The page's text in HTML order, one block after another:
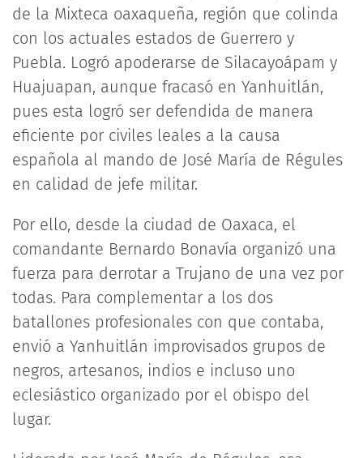
de la Mixteca oaxaqueña, región que colinda
con los actuales estados de Guerrero y
Puebla. Logró apoderarse de Silacayoápam y
Huajuapan, aunque fracasó en Yanhuitlán,
pues esta logró ser defendida de manera
eficiente por civiles leales a la causa
española al mando de José María de Régules
en calidad de jefe militar.
Por ello, desde la ciudad de Oaxaca, el
comandante Bernardo Bonavía organizó una
fuerza para derrotar a Trujano de una vez por
todas. Para complementar a los dos
batallones profesionales con que contaba,
envió a Yanhuitlán improvisados grupos de
negros, artesanos, indios e incluso uno
eclesiástico organizado por el obispo del
lugar.